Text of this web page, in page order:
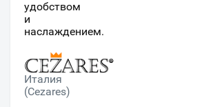
удобством
и
наслаждением.
Италия
(Cezares)